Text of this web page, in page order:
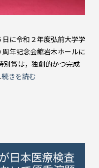
に令和２年度弘前大学学
年記念会館岩木ホールに
別賞は，独創的かつ完成
続きを読む
日本医療検査